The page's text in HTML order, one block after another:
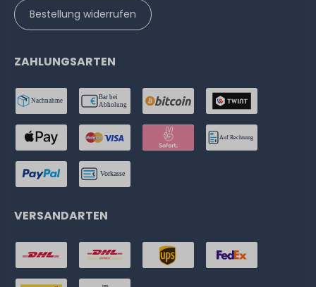
Bestellung widerrufen
ZAHLUNGSARTEN
VERSANDARTEN